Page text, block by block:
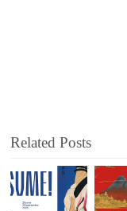
Related Posts